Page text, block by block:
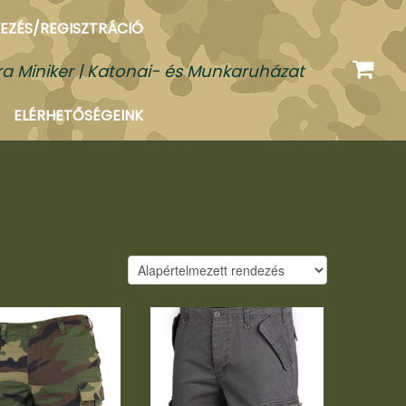
REGISZTRÁCIÓ
Miniker | Katonai- és Munkaruházat
ELÉRHETŐSÉGEINK